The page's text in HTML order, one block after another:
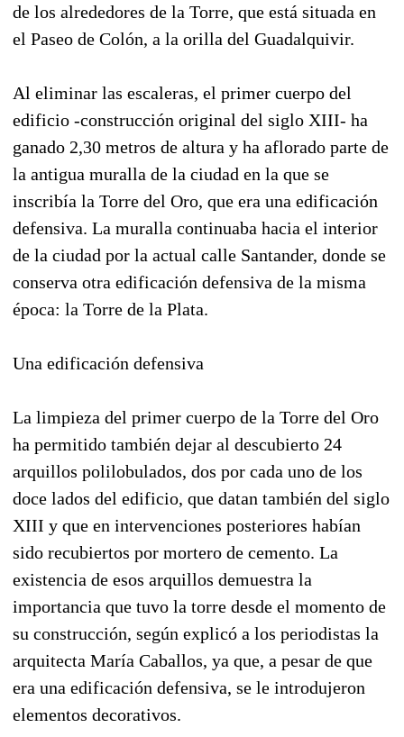
de los alrededores de la Torre, que está situada en
el Paseo de Colón, a la orilla del Guadalquivir.
Al eliminar las escaleras, el primer cuerpo del
edificio -construcción original del siglo XIII- ha
ganado 2,30 metros de altura y ha aflorado parte de
la antigua muralla de la ciudad en la que se
inscribía la Torre del Oro, que era una edificación
defensiva. La muralla continuaba hacia el interior
de la ciudad por la actual calle Santander, donde se
conserva otra edificación defensiva de la misma
época: la Torre de la Plata.
Una edificación defensiva
La limpieza del primer cuerpo de la Torre del Oro
ha permitido también dejar al descubierto 24
arquillos polilobulados, dos por cada uno de los
doce lados del edificio, que datan también del siglo
XIII y que en intervenciones posteriores habían
sido recubiertos por mortero de cemento. La
existencia de esos arquillos demuestra la
importancia que tuvo la torre desde el momento de
su construcción, según explicó a los periodistas la
arquitecta María Caballos, ya que, a pesar de que
era una edificación defensiva, se le introdujeron
elementos decorativos.